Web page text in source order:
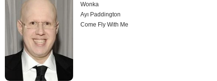
Wonka
Ayı Paddington
Come Fly With Me